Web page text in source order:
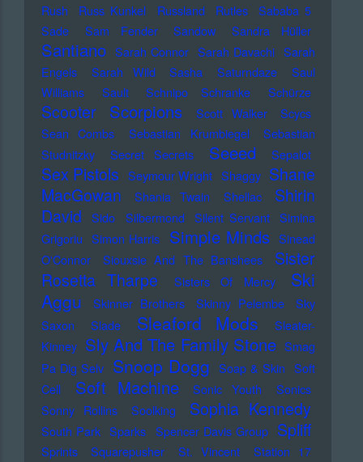
Rush
Russ Kunkel Russland Rutles
Sababa 5
Sade
Sam Fender Sandow Sandra Hüller
Santiano Sarah Connor Sarah Davachi Sarah
Engels
Sarah Wild Sasha Saturndaze
Saul
Williams
Sault Schnipo Schranke Schürze
Scooter Scorpions Scott Walker
Scycs
Sean Combs
Sebastian Krumbiegel
Sebastian
Studnitzky
Secret Secrets Seeed Sepalot
Sex Pistols Seymour Wright Shaggy Shane
MacGowan
Shania Twain Shellac
Shirin
David
Sido Silbermond Silent Servant Simina
Grigoriu Simon Harris Simple Minds Sinead
O'Connor
Siouxsie And The Banshees
Sister
Rosetta Tharpe
Sisters Of Mercy
Ski
Aggu
Skinner Brothers Skinny Pelembe
Sky
Saxon
Slade Sleaford Mods
Sleater-
Kinney Sly And The Family Stone Smag
Pa Dig Selv Snoop Dogg Soap & Skin Soft
Cell
Soft Machine Sonic Youth
Sonics
Sonny Rollins
Soolking Sophia Kennedy
South Park Sparks Spencer Davis Group Spliff
Sprints Squarepusher St. Vincent
Station 17